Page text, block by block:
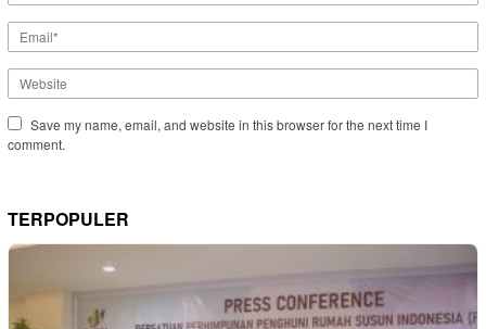
Save my name, email, and website in this browser for the next time I
comment.
TERPOPULER